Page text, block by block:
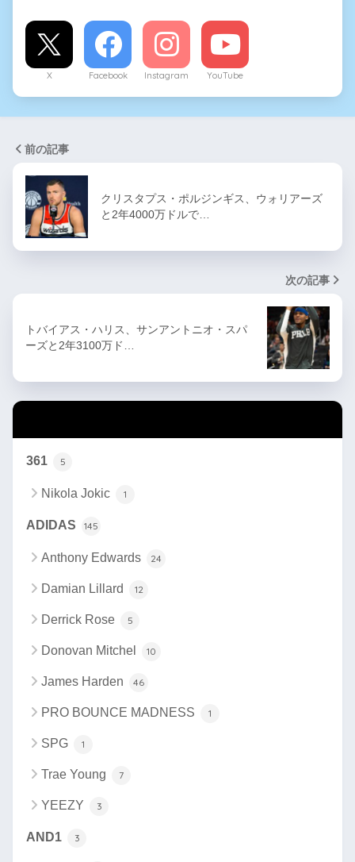
X Facebook Instagram YouTube
前の記事
クリスタプス・ポルジンギス、ウォリアーズ
と2年4000万ドルで…
次の記事
トバイアス・ハリス、サンアントニオ・スパ
ーズと2年3100万ド…
361 5
Nikola Jokic 1
ADIDAS 145
Anthony Edwards 24
Damian Lillard 12
Derrick Rose 5
Donovan Mitchel 10
James Harden 46
PRO BOUNCE MADNESS 1
SPG 1
Trae Young 7
YEEZY 3
AND1 3